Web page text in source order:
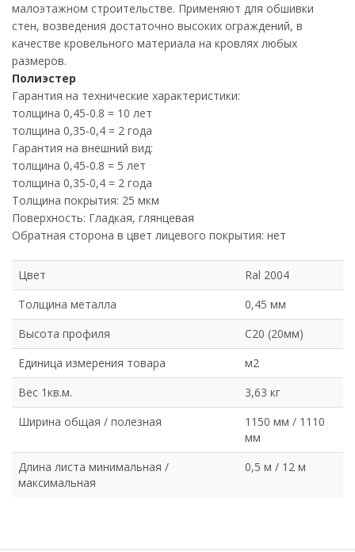
Cherry Wood
малоэтажном строительстве. Применяют для обшивки
стен, возведения достаточно высоких ограждений, в
качестве кровельного материала на кровлях любых
размеров.
Полиэстер
Гарантия на технические характеристики:
толщина 0,45-0.8 = 10 лет
толщина 0,35-0,4 = 2 года
Гарантия на внешний вид:
толщина 0,45-0.8 = 5 лет
толщина 0,35-0,4 = 2 года
Толщина покрытия: 25 мкм
Поверхность: Гладкая, глянцевая
Обратная сторона в цвет лицевого покрытия: нет
Цвет
Ral 2004
Толщина металла
0,45 мм
Высота профиля
С20 (20мм)
Единица измерения товара
м2
Вес 1кв.м.
3,63 кг
Ширина общая / полезная
1150 мм / 1110
мм
Длина листа минимальная /
максимальная
0,5 м / 12 м